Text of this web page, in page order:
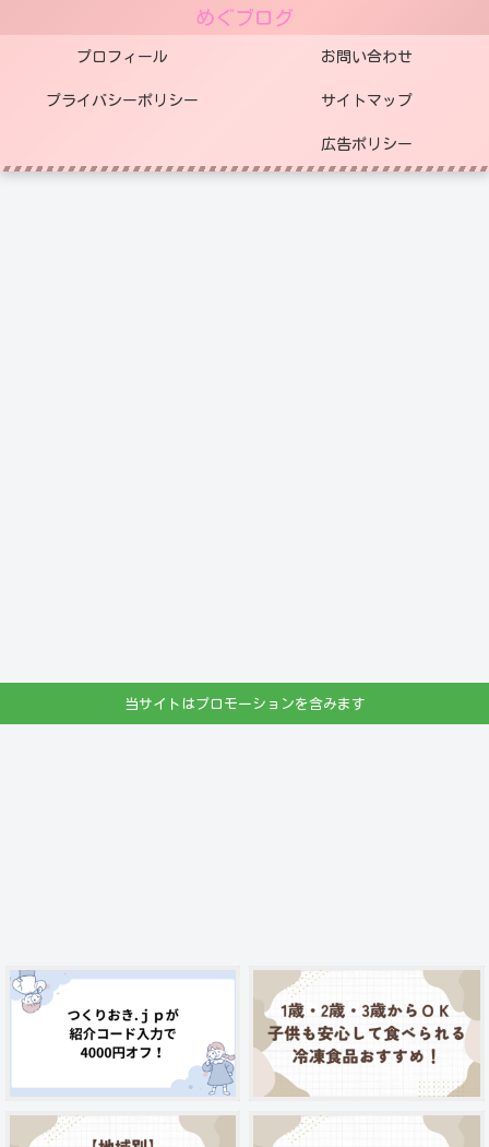
めぐブログ
プロフィール お問い合わせ
プライバシーポリシー サイトマップ
広告ポリシー
当サイトはプロモーションを含みます